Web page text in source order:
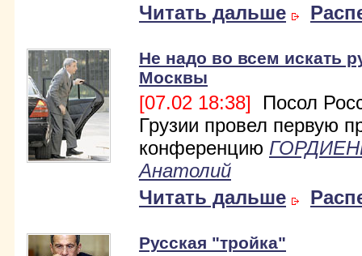
Читать дальше
Не надо во всем искать
Москвы
[07.02 18:38] Посол
Грузии провел первую
конференцию
Анатолий
Читать дальше
Русская "тройка"